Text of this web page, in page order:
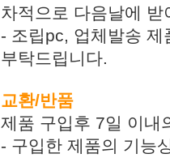
차적으로 다음날에
- 조립pc, 업체발송
부탁드립니다.
교환/반품
제품 구입후 7일 이내
- 구입한 제품의 기능